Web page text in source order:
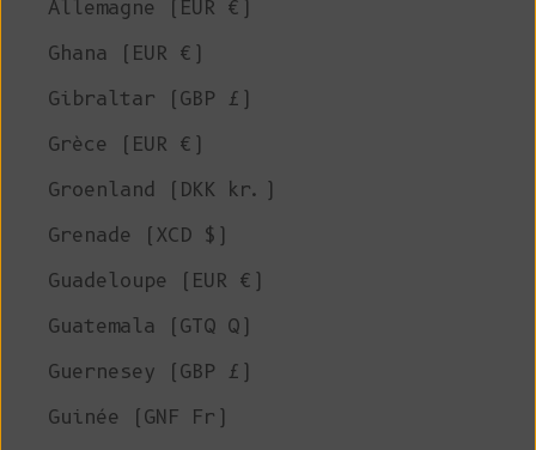
Allemagne (EUR €)
Ghana (EUR €)
Gibraltar (GBP £)
Grèce (EUR €)
Groenland (DKK kr.)
Grenade (XCD $)
Guadeloupe (EUR €)
Guatemala (GTQ Q)
Guernesey (GBP £)
Guinée (GNF Fr)